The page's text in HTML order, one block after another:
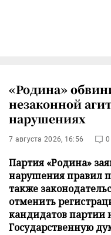
«Родина»
незаконной
нарушениях
7 августа 2026, 16:56 0
Партия «Родина»
нарушения правил
также
отменить
кандидатов партии
Государственную